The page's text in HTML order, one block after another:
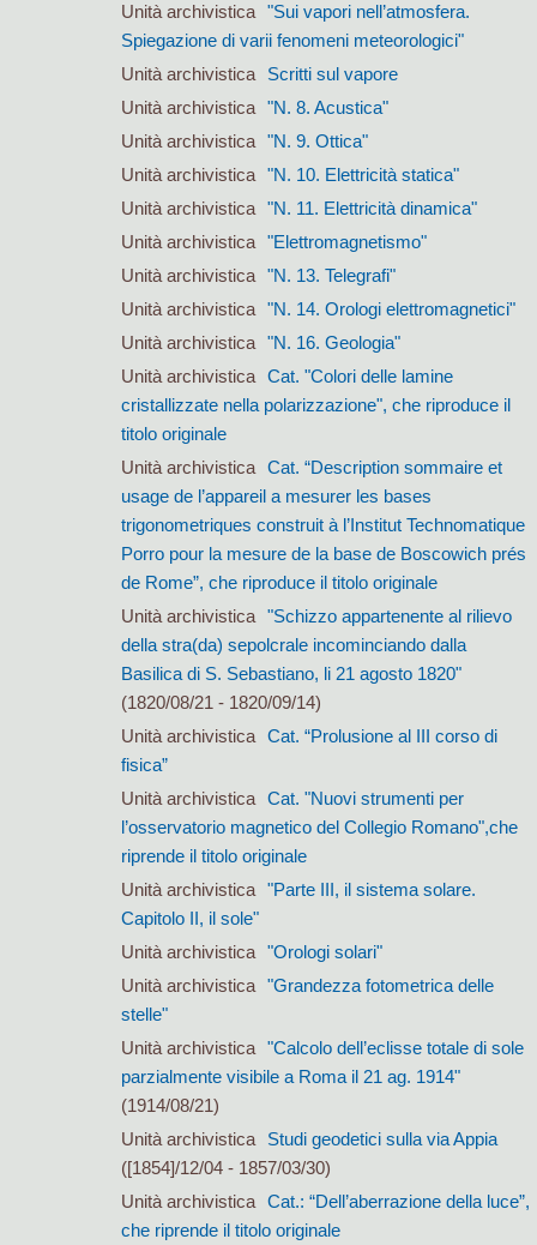
Unità archivistica "Sui vapori nell’atmosfera.
Spiegazione di varii fenomeni meteorologici"
Unità archivistica
Scritti sul vapore
Unità archivistica "N. 8. Acustica"
Unità archivistica "N. 9. Ottica"
Unità archivistica "N. 10. Elettricità statica"
Unità archivistica "N. 11. Elettricità dinamica"
Unità archivistica "Elettromagnetismo"
Unità archivistica "N. 13. Telegrafi"
Unità archivistica "N. 14. Orologi elettromagnetici"
Unità archivistica "N. 16. Geologia"
Unità archivistica Cat. "Colori delle lamine
cristallizzate nella polarizzazione", che riproduce il
titolo originale
Unità archivistica Cat. “Description sommaire et
usage de l’appareil a mesurer les bases
trigonometriques construit à l’Institut Technomatique
Porro pour la mesure de la base de Boscowich prés
de Rome”, che riproduce il titolo originale
Unità archivistica "Schizzo appartenente al rilievo
della stra(da) sepolcrale incominciando dalla
Basilica di S. Sebastiano, li 21 agosto 1820"
(1820/08/21 - 1820/09/14)
Unità archivistica Cat. “Prolusione al III corso di
fisica”
Unità archivistica Cat. "Nuovi strumenti per
l’osservatorio magnetico del Collegio Romano",che
riprende il titolo originale
Unità archivistica "Parte III, il sistema solare.
Capitolo II, il sole"
Unità archivistica "Orologi solari"
Unità archivistica "Grandezza fotometrica delle
stelle"
Unità archivistica "Calcolo dell’eclisse totale di sole
parzialmente visibile a Roma il 21 ag. 1914"
(1914/08/21)
Unità archivistica
Studi geodetici sulla via Appia
([1854]/12/04 - 1857/03/30)
Unità archivistica Cat.: “Dell’aberrazione della luce”,
che riprende il titolo originale